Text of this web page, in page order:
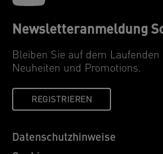
Newsletteranmeldung
Bleiben Sie auf dem Laufenden
Neuheiten und Promotions.
REGISTRIEREN
Datenschutzhinweise